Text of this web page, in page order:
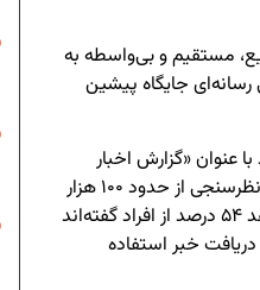
مستقیم و بی‌واسطه به
جایگاه پیشین
عنوان «گزارش اخبار
دیجیتال ۲۰۲۶» اعلام کرده است که این پژوهش بر اساس نظرسنجی از حدود ۱۰۰ هزار
نفر در ۴۸ کشور جهان انجام شده است. نتایج نشان می‌دهد ۵۴ درصد از افراد گفته‌اند
خبر استفاده